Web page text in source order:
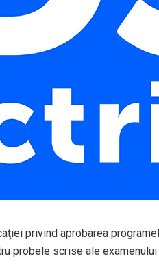
privind aprobarea
probele scrise ale examenului